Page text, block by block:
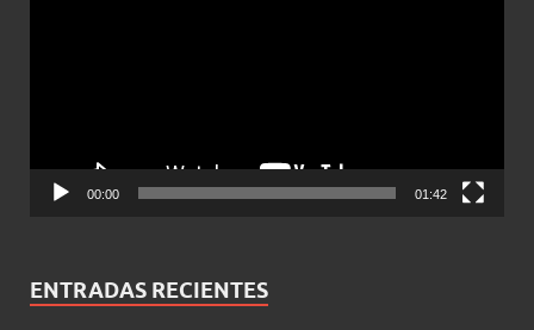
00:00 01:42
ENTRADAS RECIENTES